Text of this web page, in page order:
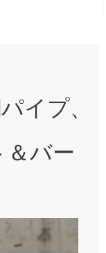
イプ、
バー